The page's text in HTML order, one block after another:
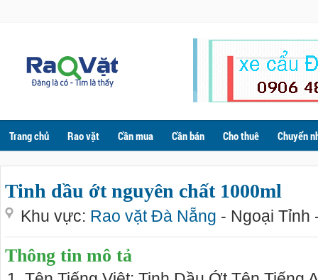
Trang chủ Rao vặt Cần mua Cần bán Cho thuê Chuyển
Tinh dầu ớt nguyên chất 1000ml
Khu vực: Rao vặt Đà Nẵng - Ngoại Tỉnh
Thông tin mô tả